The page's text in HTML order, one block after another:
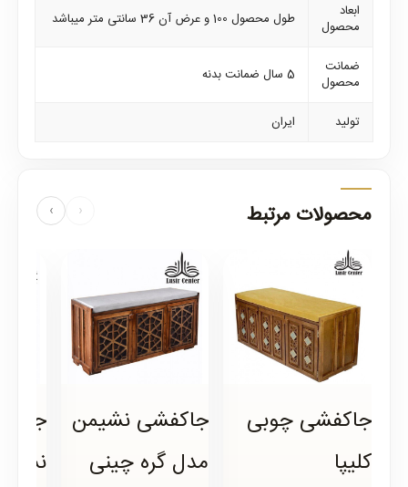
ابعاد
محصول
طول محصول 100 و عرض آن 36 سانتی متر میباشد
ضمانت
محصول
5 سال ضمانت بدنه
تولید ایران
محصولات مرتبط ‹
›
جاکفشی چوبی
کلیپا
جاکفشی نشیمن
مدل گره چینی